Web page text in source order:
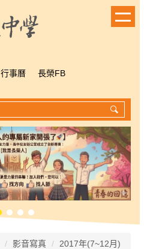
行事曆
長榮FB
影音寫真 2017年(7~12月)